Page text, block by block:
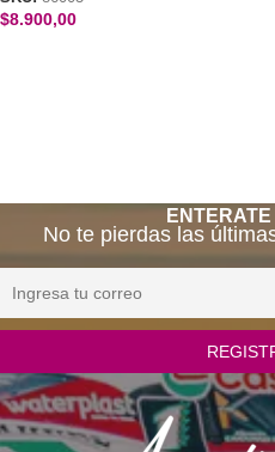
$8.900,00
No te pierdas las